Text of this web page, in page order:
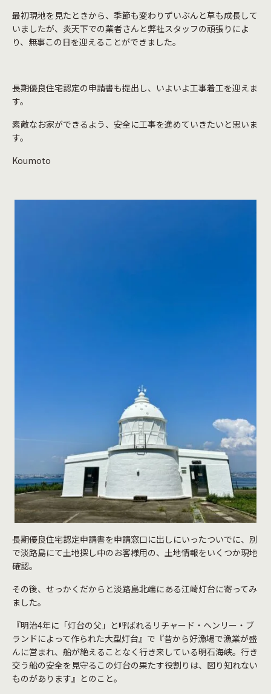
最初現地を見たときから、季節も変わりずいぶんと草も成長して
いましたが、炎天下での業者さんと弊社スタッフの頑張りによ
り、無事この日を迎えることができました。
長期優良住宅認定の申請書も提出し、いよいよ工事着工を迎えま
す。
素敵なお家ができるよう、安全に工事を進めていきたいと思いま
す。
Koumoto
長期優良住宅認定申請書を申請窓口に出しにいったついでに、別
で淡路島にて土地探し中のお客様用の、土地情報をいくつか現地
確認。
その後、せっかくだからと淡路島北端にある江崎灯台に寄ってみ
ました。
『明治4年に「灯台の父」と呼ばれるリチャード・ヘンリー・ブ
ランドによって作られた大型灯台』で『昔から好漁場で漁業が盛
んに営まれ、船が絶えることなく行き来している明石海峡。行き
交う船の安全を見守るこの灯台の果たす役割りは、図り知れない
ものがあります』とのこと。